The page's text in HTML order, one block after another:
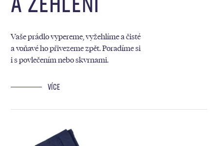
A ŽEHLENÍ
Vaše prádlo vypereme, vyžehlíme a čisté
a voňavé ho přivezeme zpět. Poradíme si
i s povlečením nebo skvrnami.
VÍCE